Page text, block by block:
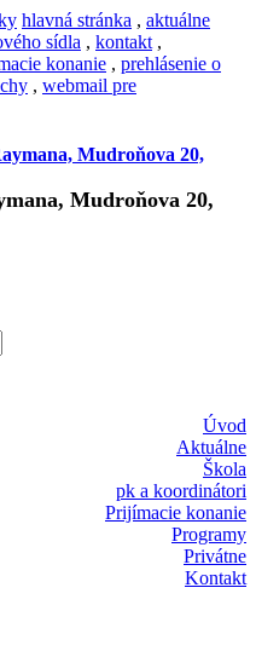
hlavná stránka , aktuálne
sídla , kontakt ,
konanie , prehlásenie o
, webmail pre
Mudroňova 20,
Úvod
Aktuálne
Škola
pk a koordinátori
Prijímacie konanie
Programy
Privátne
Kontakt